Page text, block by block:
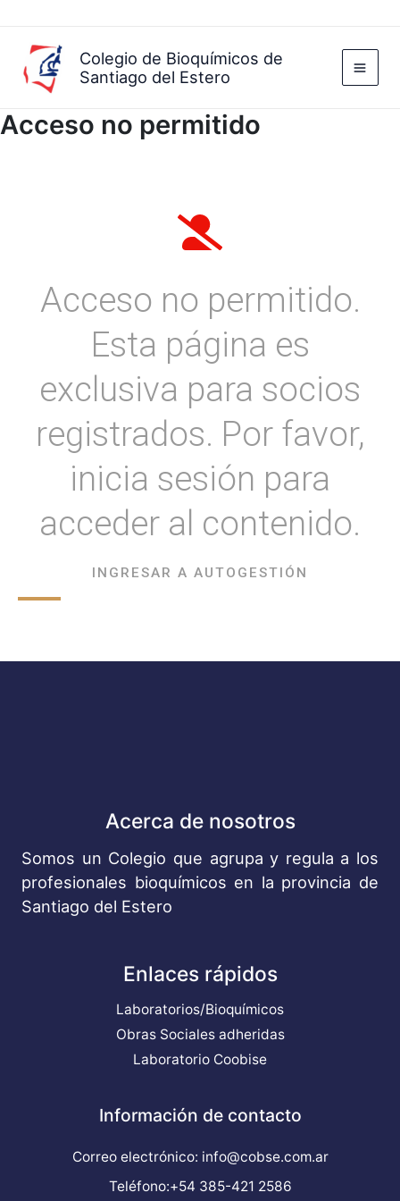
contenido
Colegio de Bioquímicos de
Santiago del Estero
Acceso no permitido
Acceso no permitido.
Esta página es
exclusiva para socios
registrados. Por favor,
inicia sesión para
acceder al contenido.
INGRESAR A AUTOGESTIÓN
Acerca de nosotros
Somos un Colegio que agrupa y regula a los
profesionales bioquímicos en la provincia de
Santiago del Estero
Enlaces rápidos
Laboratorios/Bioquímicos
Obras Sociales adheridas
Laboratorio Coobise
Información de contacto
Correo electrónico: info@cobse.com.ar
Teléfono:+54 385-421 2586